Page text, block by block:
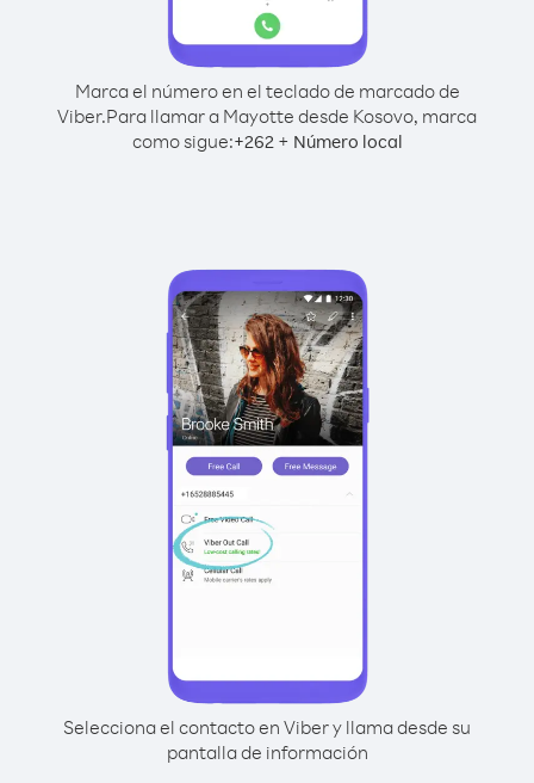
Marca el número en el teclado de marcado de
Viber.Para llamar a Mayotte desde Kosovo, marca
como sigue:+262+ Número local
Selecciona el contacto en Viber y llama desde su
pantalla de información